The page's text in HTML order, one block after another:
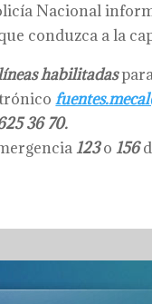
Nacional
conduzca a la
habilitadas
36 70.
123o156